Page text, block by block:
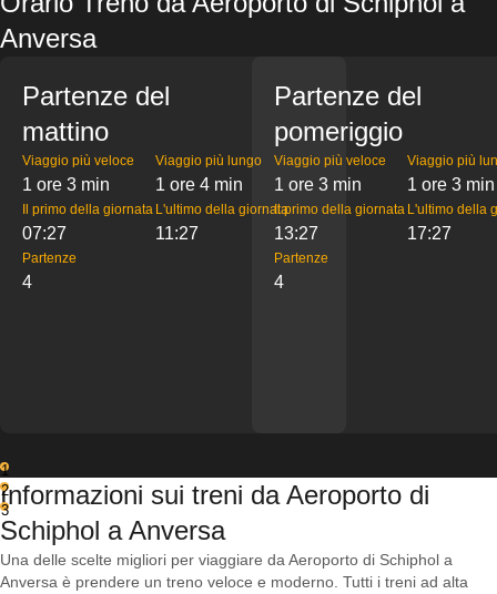
Anversa
Partenze del
mattino
Viaggio più veloce
1 ore 3 min
Viaggio più lungo
1 ore 4 min
Il primo della giornata
07:27
L'ultimo della giornata
11:27
Partenze
4
Partenze del
pomeriggio
Viaggio più veloce
1 ore 3 min
Viaggio più
1 ore 3 min
Il primo della giornata
13:27
L'ultimo della
17:27
Partenze
4
1
2
3
Informazioni sui treni da Aeroporto di
Schiphol a Anversa
Una delle scelte migliori per viaggiare da Aeroporto di Schiphol a
Anversa è prendere un treno veloce e moderno. Tutti i treni ad alta